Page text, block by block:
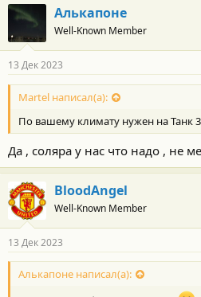
Алькапоне
Well-Known Member
13 Дек 2023
Martel написал(а):
По вашему климату нужен на Танк
Да , соляра у нас что надо , не
BloodAngel
Well-Known Member
13 Дек 2023
Алькапоне написал(а):